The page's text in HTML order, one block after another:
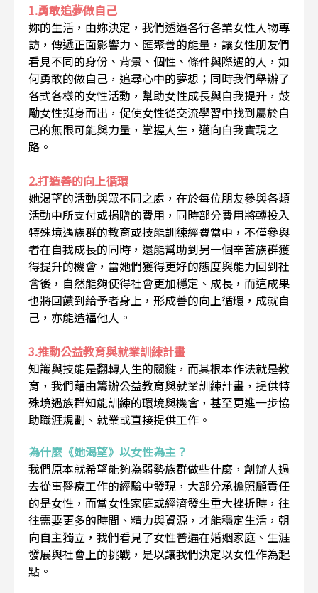
1.勇敢追夢做自己
妳的生活，由妳決定，我們透過各行各業女性人物專
訪，傳遞正面影響力、匯聚善的能量，讓女性朋友們
看見不同的身份、背景、個性、條件與際遇的人，如
何勇敢的做自己，追尋心中的夢想；同時我們舉辦了
各式各樣的女性活動，幫助女性成長與自我提升，鼓
勵女性挺身而出，促使女性從交流學習中找到屬於自
己的無限可能與力量，掌握人生，邁向自我實現之
路。
2.打造善的向上循環
她渴望的活動與眾不同之處，在於每位朋友參與各類
活動中所支付或捐贈的費用，同時部分費用將轉投入
特殊境遇族群的教育或技能訓練經費當中，不僅參與
者在自我成長的同時，還能幫助到另一個辛苦族群獲
得提升的機會，當她們獲得更好的態度與能力回到社
會後，自然能夠使得社會更加穩定、成長，而這成果
也將回饋到給予者身上，形成善的向上循環，成就自
己，亦能造福他人。
3.推動公益教育與就業訓練計畫
知識與技能是翻轉人生的關鍵，而其根本作法就是教
育，我們藉由籌辦公益教育與就業訓練計畫，提供特
殊境遇族群知能訓練的環境與機會，甚至更進一步協
助職涯規劃、就業或直接提供工作。
為什麼《她渴望》以女性為主？
我們原本就希望能夠為弱勢族群做些什麼，創辦人過
去從事醫療工作的經驗中發現，大部分承擔照顧責任
的是女性，而當女性家庭或經濟發生重大挫折時，往
往需要更多的時間、精力與資源，才能穩定生活，朝
向自主獨立，我們看見了女性普遍在婚姻家庭、生涯
發展與社會上的挑戰，是以讓我們決定以女性作為起
點。